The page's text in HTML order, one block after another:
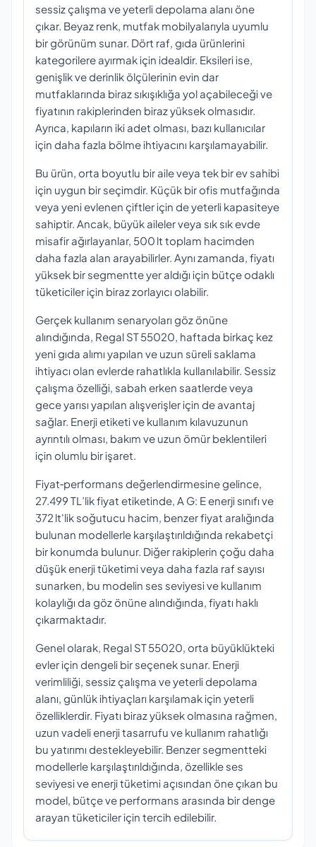
sessiz çalışma ve yeterli depolama alanı öne
çıkar. Beyaz renk, mutfak mobilyalarıyla uyumlu
bir görünüm sunar. Dört raf, gıda ürünlerini
kategorilere ayırmak için idealdir. Eksileri ise,
genişlik ve derinlik ölçülerinin evin dar
mutfaklarında biraz sıkışıklığa yol açabileceği ve
fiyatının rakiplerinden biraz yüksek olmasıdır.
Ayrıca, kapıların iki adet olması, bazı kullanıcılar
için daha fazla bölme ihtiyacını karşılamayabilir.
Bu ürün, orta boyutlu bir aile veya tek bir ev sahibi
için uygun bir seçimdir. Küçük bir ofis mutfağında
veya yeni evlenen çiftler için de yeterli kapasiteye
sahiptir. Ancak, büyük aileler veya sık sık evde
misafir ağırlayanlar, 500 lt toplam hacimden
daha fazla alan arayabilirler. Aynı zamanda, fiyatı
yüksek bir segmentte yer aldığı için bütçe odaklı
tüketiciler için biraz zorlayıcı olabilir.
Gerçek kullanım senaryoları göz önüne
alındığında, Regal ST 55020, haftada birkaç kez
yeni gıda alımı yapılan ve uzun süreli saklama
ihtiyacı olan evlerde rahatlıkla kullanılabilir. Sessiz
çalışma özelliği, sabah erken saatlerde veya
gece yarısı yapılan alışverişler için de avantaj
sağlar. Enerji etiketi ve kullanım kılavuzunun
ayrıntılı olması, bakım ve uzun ömür beklentileri
için olumlu bir işaret.
Fiyat‑performans değerlendirmesine gelince,
27.499 TL’lik fiyat etiketinde, A G: E enerji sınıfı ve
372 lt'lik soğutucu hacim, benzer fiyat aralığında
bulunan modellerle karşılaştırıldığında rekabetçi
bir konumda bulunur. Diğer rakiplerin çoğu daha
düşük enerji tüketimi veya daha fazla raf sayısı
sunarken, bu modelin ses seviyesi ve kullanım
kolaylığı da göz önüne alındığında, fiyatı haklı
çıkarmaktadır.
Genel olarak, Regal ST 55020, orta büyüklükteki
evler için dengeli bir seçenek sunar. Enerji
verimliliği, sessiz çalışma ve yeterli depolama
alanı, günlük ihtiyaçları karşılamak için yeterli
özelliklerdir. Fiyatı biraz yüksek olmasına rağmen,
uzun vadeli enerji tasarrufu ve kullanım rahatlığı
bu yatırımı destekleyebilir. Benzer segmentteki
modellerle karşılaştırıldığında, özellikle ses
seviyesi ve enerji tüketimi açısından öne çıkan bu
model, bütçe ve performans arasında bir denge
arayan tüketiciler için tercih edilebilir.